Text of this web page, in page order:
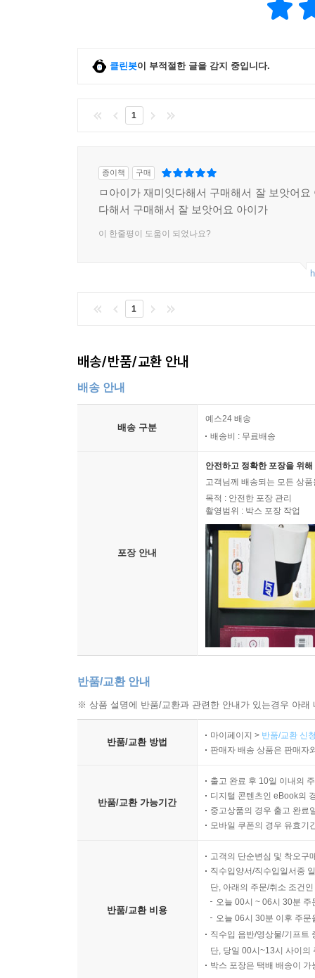
클린봇이 부적절한 글을 감지 중입니다.
1
종이책 구매
ㅁ아이가 재미잇다해서 구매해서 잘 보앗어요
다해서 구매해서 잘 보앗어요 아이가
이 한줄평이 도움이 되었나요?
1
배송/반품/교환 안내
배송 안내
배송 구분
예스24 배송
배송비 : 무료배송
포장 안내
안전하고 정확한 포장을 위
고객님께 배송되는 모든 상
목적 : 안전한 포장 관리
촬영범위 : 박스 포장 작업
반품/교환 안내
※ 상품 설명에 반품/교환과 관련한 안내가 있는경우 아
반품/교환 방법
마이페이지 > 반품/교환 신
판매자 배송 상품은 판매자
반품/교환 가능기간
출고 완료 후 10일 이내의
디지털 콘텐츠인 eBook의
중고상품의 경우 출고 완료
모바일 쿠폰의 경우 유효기
반품/교환 비용
고객의 단순변심 및 착오구
직수입양서/직수입일서중
단, 아래의 주문/취소 조건
오늘 00시 ~ 06시 30분
오늘 06시 30분 이후 주
직수입 음반/영상물/기프트
단, 당일 00시~13시 사이의
박스 포장은 택배 배송이